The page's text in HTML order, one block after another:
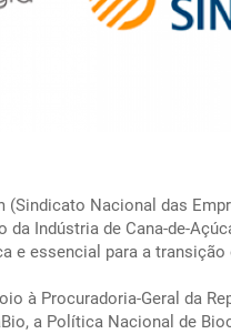
(Sindicato Nacional das
da Indústria de Cana-de-
e essencial para a transição
à Procuradoria-Geral da
a Política Nacional de